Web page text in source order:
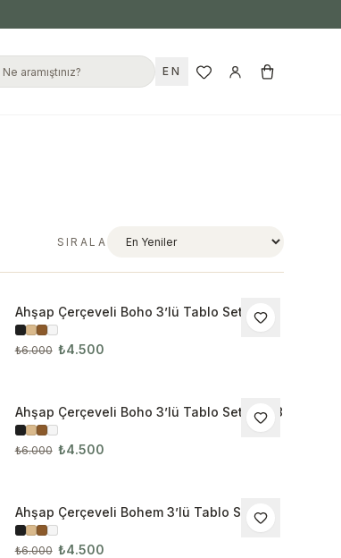
EN
SIRALA
İNDIRIM
Ahşap Çerçeveli Boho 3’lü Tablo Seti 3021
₺6.000 ₺4.500
İNDIRIM
Ahşap Çerçeveli Boho 3’lü Tablo Seti 3048
₺6.000 ₺4.500
İNDIRIM
Ahşap Çerçeveli Bohem 3’lü Tablo Seti
3052
₺6.000 ₺4.500